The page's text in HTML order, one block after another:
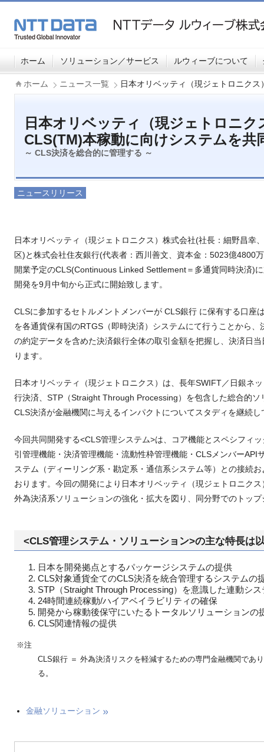
ホーム ソリューション／サービス ルウィーブについて
ホーム ニュース一覧 日本オリベッティ（現ジェトロニク
日本オリベッティ（現ジェトロニク
CLS(TM)本稼動に向けシステムを共
～ CLS決済を総合的に管理する ～
ニュースリリース
日本オリベッティ（現ジェトロニクス）株式会社(社長：細野昌幸
区)と株式会社住友銀行(代表者：西川善文、資本金：5023億4800
開業予定のCLS(Continuous Linked Settlement＝多通貨同時決済)
開発を9月中旬から正式に開始致します。
CLSに参加するセトルメントメンバーが CLS銀行 に保有する口座
を各通貨保有国のRTGS（即時決済）システムにて行うことから
の約定データを含めた決済銀行全体の取引金額を把握し、決済日
ります。
日本オリベッティ（現ジェトロニクス）は、長年SWIFT／日銀ネ
行決済、STP（Straight Through Processing）を包含した総合的ソ
CLS決済が金融機関に与えるインパクトについてスタディを継続し
今回共同開発する<CLS管理システム>は、コア機能とスペシフィ
引管理機能・決済管理機能・流動性枠管理機能・CLSメンバーAPI
ステム（ディーリング系・勘定系・通信系システム等）との接続
おります。今回の開発により日本オリベッティ（現ジェトロニク
外為決済系ソリューションの強化・拡大を図り、同分野でのトッ
<CLS管理システム・ソリューション>の主な特長は
日本を開発拠点とするパッケージシステムの提供
CLS対象通貨全てのCLS決済を統合管理するシステムの
STP（Straight Through Processing）を意識した連動シ
24時間連続稼動/ハイアベイラビリティの確保
開発から稼動後保守にいたるトータルソリューションの
CLS関連情報の提供
※注
CLS銀行 ＝ 外為決済リスクを軽減するための専門金融機関であ
る。
金融ソリューション